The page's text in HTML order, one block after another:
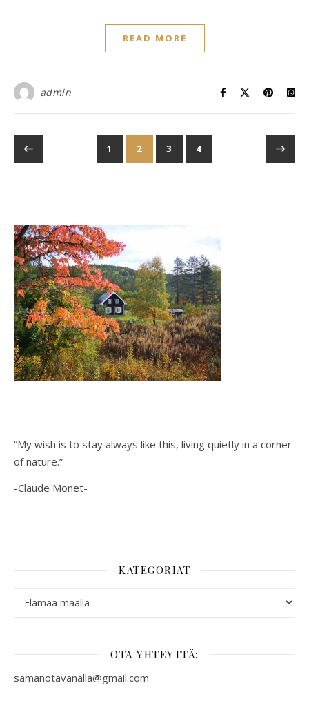
READ MORE
admin
1 2 3 4
”My wish is to stay always like this, living quietly in a corner
of nature.”
-Claude Monet-
KATEGORIAT
OTA YHTEYTTÄ:
samanotavanalla@gmail.com